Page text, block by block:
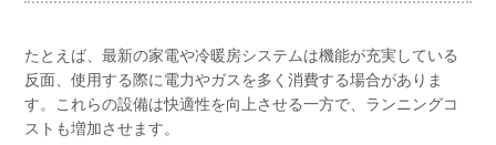
たとえば、最新の家電や冷暖房システムは機能が充実している
反面、使用する際に電力やガスを多く消費する場合がありま
す。これらの設備は快適性を向上させる一方で、ランニングコ
ストも増加させます。